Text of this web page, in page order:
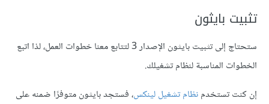
تثبيت بايثون
ستحتاج إلى تثبيت بايثون الإصدار 3 لتتابع معنا خطوات العمل، لذا اتبع
الخطوات المناسبة لنظام تشغيلك.
إن كنت تستخدمنظام تشغيل لينكس، فستجد بايثون متوفرًا ضمنه على